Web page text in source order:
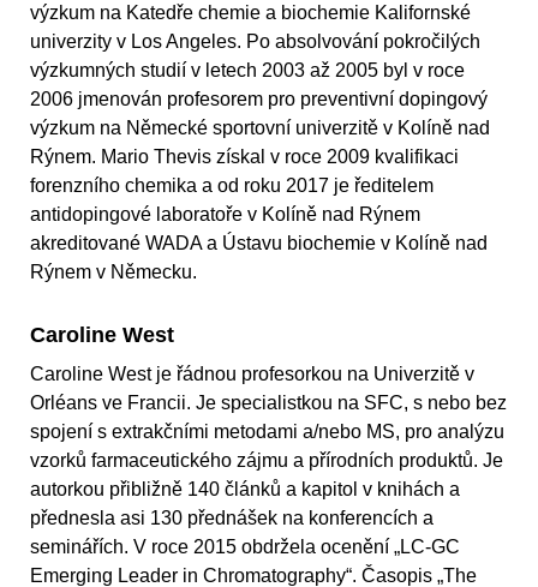
výzkum na Katedře chemie a biochemie Kalifornské
univerzity v Los Angeles. Po absolvování pokročilých
výzkumných studií v letech 2003 až 2005 byl v roce
2006 jmenován profesorem pro preventivní dopingový
výzkum na Německé sportovní univerzitě v Kolíně nad
Rýnem. Mario Thevis získal v roce 2009 kvalifikaci
forenzního chemika a od roku 2017 je ředitelem
antidopingové laboratoře v Kolíně nad Rýnem
akreditované WADA a Ústavu biochemie v Kolíně nad
Rýnem v Německu.
Caroline West
Caroline West je řádnou profesorkou na Univerzitě v
Orléans ve Francii. Je specialistkou na SFC, s nebo bez
spojení s extrakčními metodami a/nebo MS, pro analýzu
vzorků farmaceutického zájmu a přírodních produktů. Je
autorkou přibližně 140 článků a kapitol v knihách a
přednesla asi 130 přednášek na konferencích a
seminářích. V roce 2015 obdržela ocenění „LC‐GC
Emerging Leader in Chromatography“. Časopis „The